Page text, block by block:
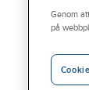
Genom
på